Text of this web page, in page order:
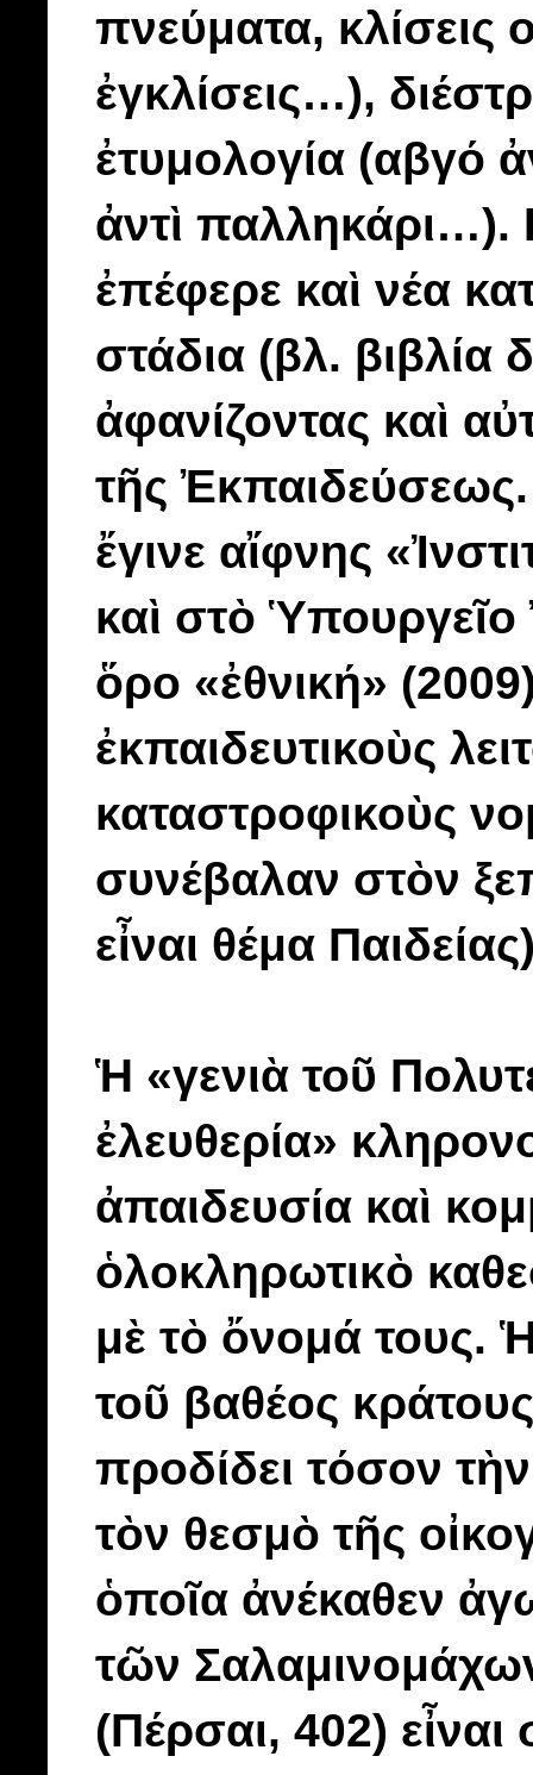
πνεύματα, κλίσεις
ἐγκλίσεις…),
ἐτυμολογία (αβγό
ἀντὶ
ἐπέφερε καὶ νέα
στάδια (βλ. βιβλία
ἀφανίζοντας καὶ
τῆς Ἐκπαιδεύσεως.
ἔγινε αἴφνης
καὶ στὸ Ὑπουργεῖο
ὅρο «ἐθνική»
ἐκπαιδευτικοὺς
καταστροφικοὺς
συνέβαλαν στὸν
εἶναι θέμα
Ἡ «γενιὰ τοῦ
ἐλευθερία»
ἀπαιδευσία καὶ
ὁλοκληρωτικὸ
μὲ τὸ ὄνομά τους.
τοῦ βαθέος
προδίδει τόσον
τὸν θεσμὸ τῆς
ὁποῖα ἀνέκαθεν
τῶν
(Πέρσαι, 402)